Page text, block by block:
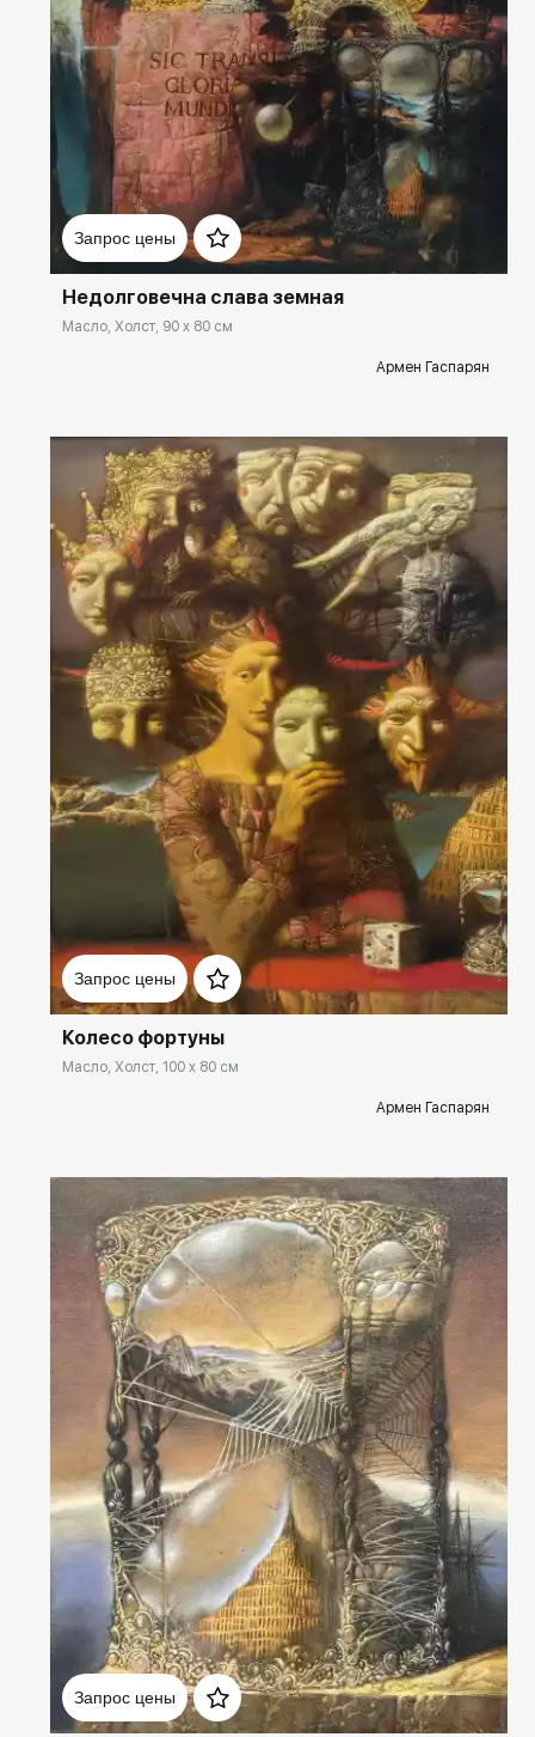
Запрос цены
Домен: spb.rakovgallery.ru
Недолговечна слава земная
Масло, Холст, 90 x 80 см
Армен Гаспарян
Запрос цены
Домен: spb.rakovgallery.ru
Колесо фортуны
Масло, Холст, 100 x 80 см
Армен Гаспарян
Запрос цены
Домен: spb.rakovgallery.ru